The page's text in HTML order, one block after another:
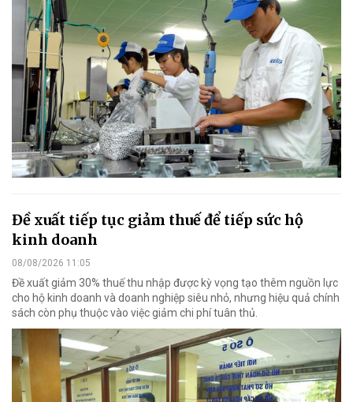
Đề xuất tiếp tục giảm thuế để tiếp sức hộ
kinh doanh
08/08/2026 11:05
Đề xuất giảm 30% thuế thu nhập được kỳ vọng tạo thêm nguồn lực
cho hộ kinh doanh và doanh nghiệp siêu nhỏ, nhưng hiệu quả chính
sách còn phụ thuộc vào việc giảm chi phí tuân thủ.